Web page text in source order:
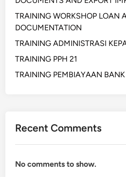
TRAINING WORKSHOP LOAN
DOCUMENTATION
TRAINING ADMINISTRASI
TRAINING PPH 21
TRAINING PEMBIAYAAN
Recent Comments
No comments to show.